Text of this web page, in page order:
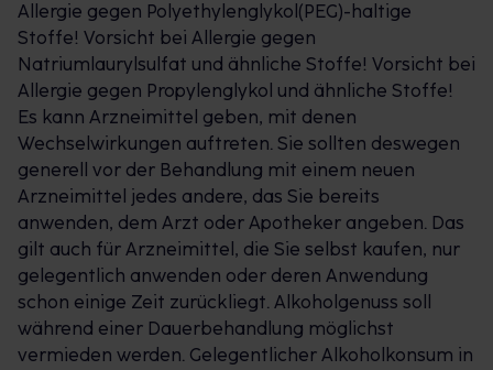
Allergie gegen Polyethylenglykol(PEG)-haltige
Stoffe! Vorsicht bei Allergie gegen
Natriumlaurylsulfat und ähnliche Stoffe! Vorsicht bei
Allergie gegen Propylenglykol und ähnliche Stoffe!
Es kann Arzneimittel geben, mit denen
Wechselwirkungen auftreten. Sie sollten deswegen
generell vor der Behandlung mit einem neuen
Arzneimittel jedes andere, das Sie bereits
anwenden, dem Arzt oder Apotheker angeben. Das
gilt auch für Arzneimittel, die Sie selbst kaufen, nur
gelegentlich anwenden oder deren Anwendung
schon einige Zeit zurückliegt. Alkoholgenuss soll
während einer Dauerbehandlung möglichst
vermieden werden. Gelegentlicher Alkoholkonsum in